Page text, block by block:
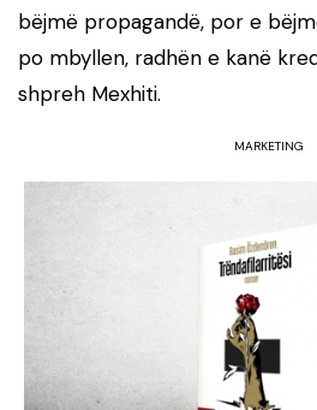
bëjmë propagandë, por e
po mbyllen, radhën e kanë
shpreh Mexhiti.
MARKETING